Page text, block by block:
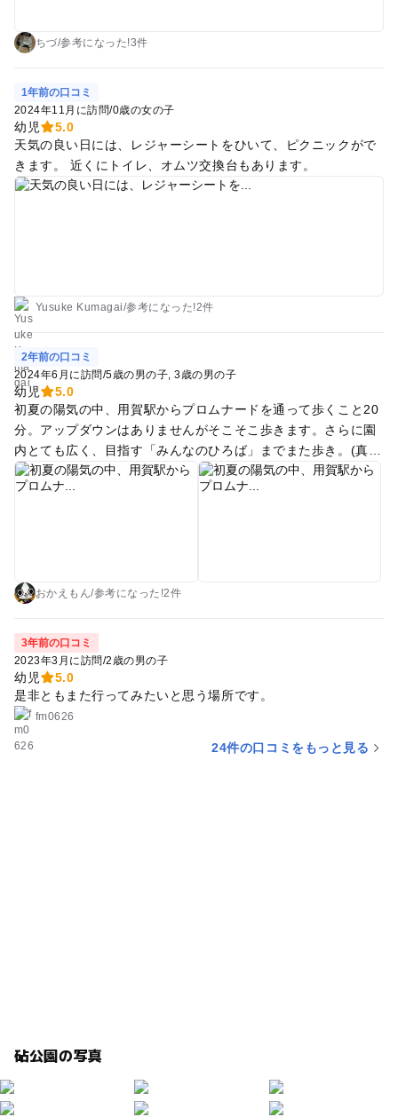
ちづ/参考に なった!3件
1年前の口コミ
2024年11月に訪問/0歳の女の子
幼児
5.0
天気の良い日には、レジャーシートをひいて、ピクニックがで
きます。 近くにトイレ、オムツ交換台もあります。
Yusuke Kumagai/参考に なった!2件
2年前の口コミ
2024年6月に訪問/5歳の男の子 3歳の男の子
幼児
5.0
初夏の陽気の中、用賀駅からプロムナードを通って歩くこと20
分。アップダウンはありませんがそこそこ歩きます。さらに園
内とても広く、目指す「みんなのひろば」までまた歩き。(真夏
はきつそうです) 5才児はターザンロープが楽しくて、何度も並
んでチャレンジしてました。(大人の介助が必要) こどもの森を
おかえもん/参考になった!2件
3年前の口コミ
2023年3月に訪問/2歳の男の子
幼児
5.0
是非ともまた行ってみたいと思う場所です。
fm0626
24件の口コミをもっと見る
砧公園の写真